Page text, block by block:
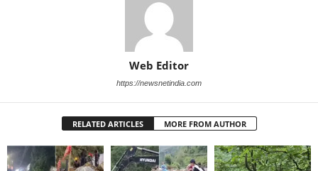
Web Editor
https://newsnetindia.com
RELATED ARTICLES MORE FROM AUTHOR